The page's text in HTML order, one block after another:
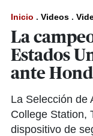
Inicio . Videos .
La
Estados
ante
La Selección de
College Station,
dispositivo de